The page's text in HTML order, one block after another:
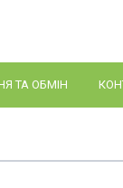
ТА ОБМІН